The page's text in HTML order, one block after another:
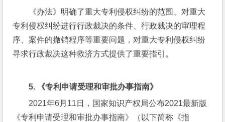
《办法》明确了重大专利侵权纠纷的范围、对重大
专利侵权纠纷进行行政裁决的条件、行政裁决的审理程
序、案件的撤销程序等重要问题，对重大专利侵权纠纷
寻求行政裁决这种救济方式提供了重要指引。
5.
《专利申请受理和审批办事指南》
2021年6月11日，国家知识产权局公布2021最新版
《专利申请受理和审批办事指南》（以下简称《指